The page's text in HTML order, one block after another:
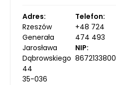
Adres:
Rzeszów
Generała
Jarosława
Dąbrowskiego
44
35-036
Telefon:
+48 724
474 493
NIP:
8672133800